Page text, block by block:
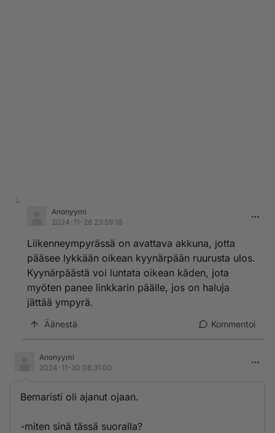
Anonyymi
2024-11-28 23:59:18
Liikenneympyrässä on avattava akkuna, jotta
pääsee lykkään oikean kyynärpään ruurusta ulos.
Kyynärpäästä voi luntata oikean käden, jota
myöten panee linkkarin päälle, jos on haluja
jättää ympyrä.
Äänestä Kommentoi
Anonyymi
2024-11-30 08:31:00
Bemaristi oli ajanut ojaan.
-miten sinä tässä suoralla?